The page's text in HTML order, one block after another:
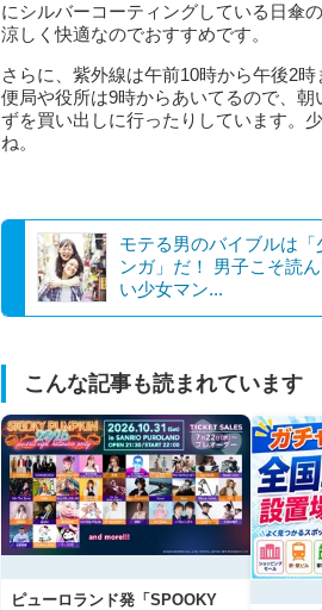
にシルバーコーティングしている日傘
涼しく快適なのでおすすめです。
さらに、紫外線は午前10時から午後2
便局や役所は9時からあいてるので、
ずを買い出しに行ったりしています。
ね。
モテる男のバイブルは「
ンガ」だ！ 男子こそ読
い少女マン...
こんな記事も読まれています
ピューロランド発「SPOOKY